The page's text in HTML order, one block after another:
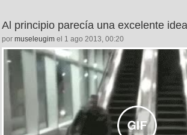
Al principio parecía una excelente idea
por museleugim el 1 ago 2013, 00:20